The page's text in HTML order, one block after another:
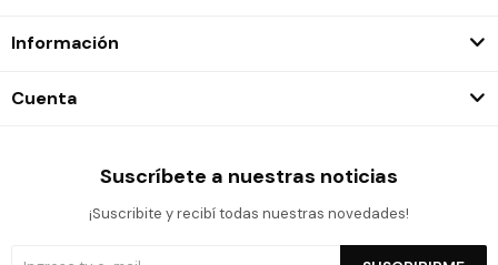
Información
Cuenta
Suscríbete a nuestras noticias
¡Suscribite y recibí todas nuestras novedades!